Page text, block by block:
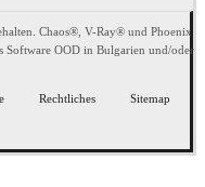
Chaos®, V-Ray® und Phoenix
Software OOD in Bulgarien und/oder
Rechtliches Sitemap